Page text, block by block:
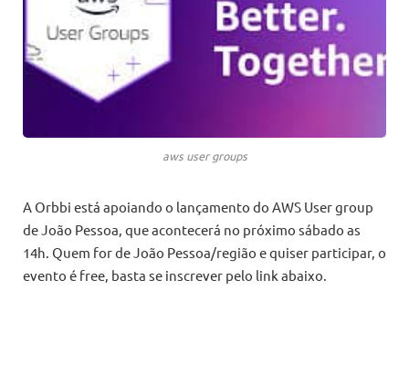
aws user groups
A Orbbi está apoiando o lançamento do AWS User group
de João Pessoa, que acontecerá no próximo sábado as
14h. Quem for de João Pessoa/região e quiser participar, o
evento é free, basta se inscrever pelo link abaixo.